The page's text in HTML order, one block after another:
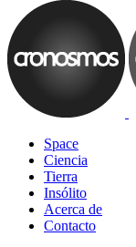
Space
Ciencia
Tierra
Insólito
Acerca de
Contacto